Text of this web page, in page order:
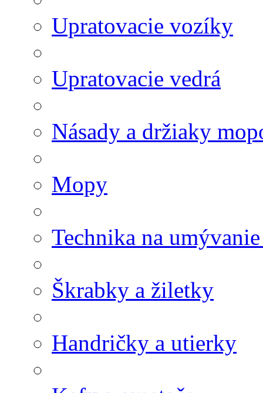
Upratovacie vozíky
Upratovacie vedrá
Násady a držiaky
Mopy
Technika na
Škrabky a žiletky
Handričky a utierky